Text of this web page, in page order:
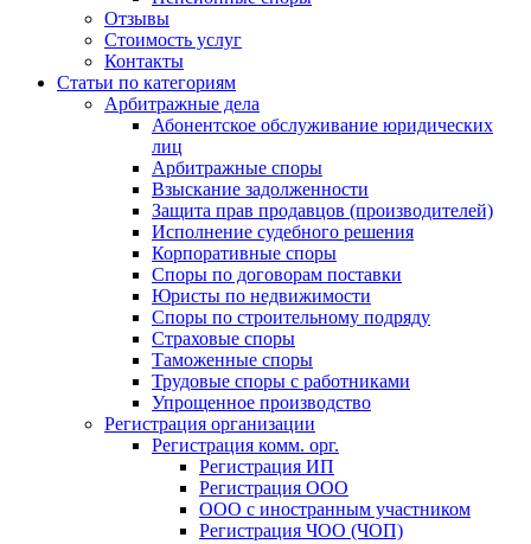
Отзывы
Стоимость услуг
Контакты
Статьи по категориям
Арбитражные дела
Абонентское обслуживание юридических
лиц
Арбитражные споры
Взыскание задолженности
Защита прав продавцов (производителей)
Исполнение судебного решения
Корпоративные споры
Споры по договорам поставки
Юристы по недвижимости
Споры по строительному подряду
Страховые споры
Таможенные споры
Трудовые споры с работниками
Упрощенное производство
Регистрация организации
Регистрация комм. орг.
Регистрация ИП
Регистрация ООО
ООО с иностранным участником
Регистрация ЧОО (ЧОП)